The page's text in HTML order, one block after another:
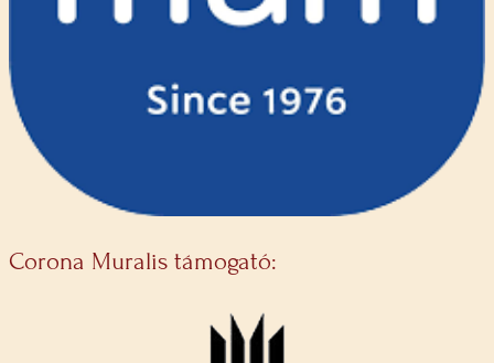
Corona Muralis támogató: